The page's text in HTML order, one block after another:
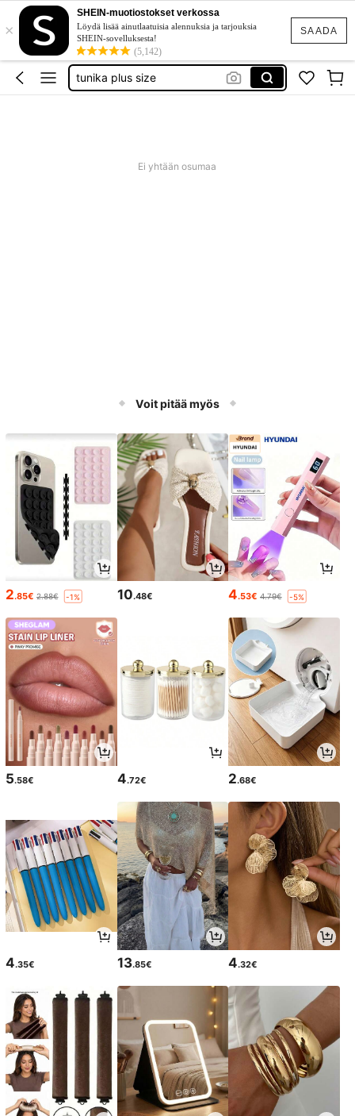
SAADA
×
SHEIN-muotiostokset verkossa
Löydä lisää ainutlaatuisia alennuksia ja tarjouksia
SHEIN-sovelluksesta!
(5,142)
goth clothing
unice
evening gown
tunika plus size
Ei yhtään osumaa
Voit pitää myös
2.85€ 2.88€ -1% 10.48€ 4.53€ 4.79€ -5%
5.58€ 4.72€ 2.68€
4.35€ 13.85€ 4.32€